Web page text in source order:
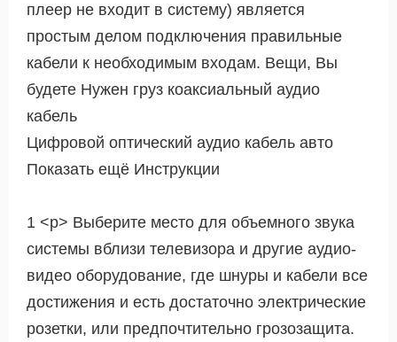
плеер не входит в систему) является
простым делом подключения правильные
кабели к необходимым входам. Вещи, Вы
будете Нужен груз коаксиальный аудио
кабель
Цифровой оптический аудио кабель авто
Показать ещё Инструкции
1 <р> Выберите место для объемного звука
системы вблизи телевизора и другие аудио-
видео оборудование, где шнуры и кабели все
достижения и есть достаточно электрические
розетки, или предпочтительно грозозащита.